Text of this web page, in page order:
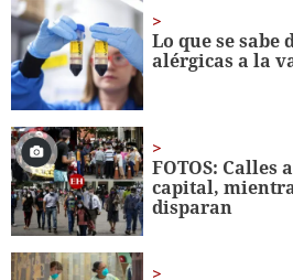
1
minute,
14
seconds
Lo que se sabe
alérgicas a la
FOTOS: Calles
capital,
disparan